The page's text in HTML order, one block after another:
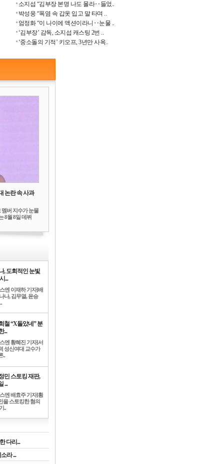
소지섭 “김부장 본명 나도 몰라‥들었..
박성웅 “폭염 속 갑옷 입고 말 타며 ..
엄정화 “이 나이에 액션이라니‥눈물 ..
‘김부장’ 감독, 소지섭 캐스팅 2번 ..
‘중소돌의 기적’ 키오프, 3년만 사옥..
논란 속 사과
버 지수가 눈물
8월 8일 데뷔
, 도회적인 눈빛
...
엔 이재하 기자]배
나, 김무열, 윤승
철 “X돌았네” 분
...
엔 황혜진 기자]서
성신여대 교수가
..
민 스토킹 재판,
...
엔 배효주 기자]황
을 스토킹한 혐의
..
다리...
라 ...